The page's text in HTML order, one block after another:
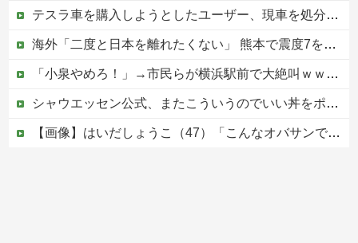
テスラ車を購入しようとしたユーザー、現車を処分して代金を支払い、平日の納車日に予定を合わせた結果……
海外「二度と日本を離れたくない」 熊本で震度7を体験したドイツ人が語る日本の強さに感動の声
「小泉やめろ！」→市民らが横浜駅前で大絶叫ｗｗｗｗｗｗｗｗ
シャウエッセン公式、またこういうのでいい丼をポスト
【画像】はいだしょうこ（47）「こんなオバサンでいいの…？」